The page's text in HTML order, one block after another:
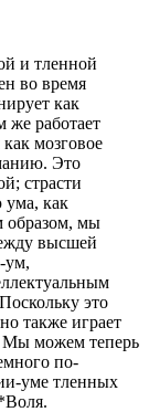
и тленной
во время
как
же работает
мозговое
Это
страсти
ума, как
образом, мы
высшей
ум,
это
также играет
Мы можем теперь
по-
уме тленных